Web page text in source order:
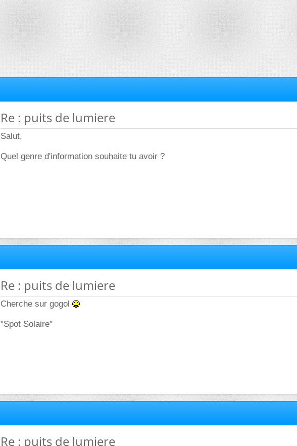
Re : puits de lumiere
Salut,
Quel genre d'information souhaite tu avoir ?
Re : puits de lumiere
Cherche sur gogol
"Spot Solaire"
Re : puits de lumiere